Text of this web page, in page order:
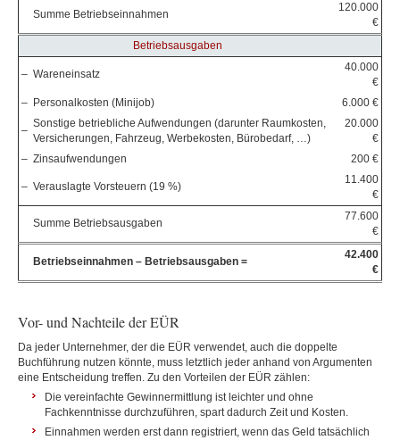
Summe Betriebseinnahmen
120.000
€
Betriebsausgaben
– Wareneinsatz
40.000
€
– Personalkosten (Minijob) 6.000 €
–
Sonstige betriebliche Aufwendungen (darunter Raumkosten,
Versicherungen, Fahrzeug, Werbekosten, Bürobedarf, …)
20.000
€
– Zinsaufwendungen 200 €
– Verauslagte Vorsteuern (19 %)
11.400
€
Summe Betriebsausgaben
77.600
€
Betriebseinnahmen – Betriebsausgaben =
42.400
€
Vor- und Nachteile der EÜR
Da jeder Unternehmer, der die EÜR verwendet, auch die doppelte
Buchführung nutzen könnte, muss letztlich jeder anhand von Argumenten
eine Entscheidung treffen. Zu den Vorteilen der EÜR zählen:
Die vereinfachte Gewinnermittlung ist leichter und ohne
Fachkenntnisse durchzuführen, spart dadurch Zeit und Kosten.
Einnahmen werden erst dann registriert, wenn das Geld tatsächlich